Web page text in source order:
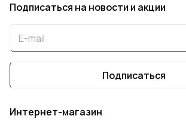
Подписаться на новости и акции
Подписаться
Интернет-магазин